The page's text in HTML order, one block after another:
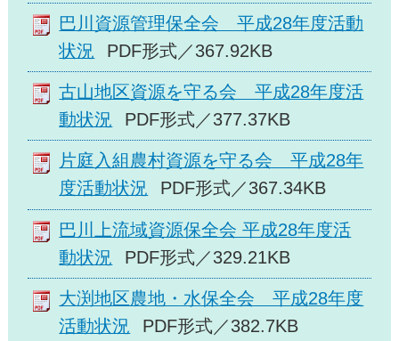
巴川資源管理保全会 平成28年度活動
状況
PDF形式／367.92KB
古山地区資源を守る会 平成28年度活
動状況
PDF形式／377.37KB
片庭入組農村資源を守る会 平成28年
度活動状況
PDF形式／367.34KB
巴川上流域資源保全会 平成28年度活
動状況
PDF形式／329.21KB
大渕地区農地・水保全会 平成28年度
活動状況
PDF形式／382.7KB